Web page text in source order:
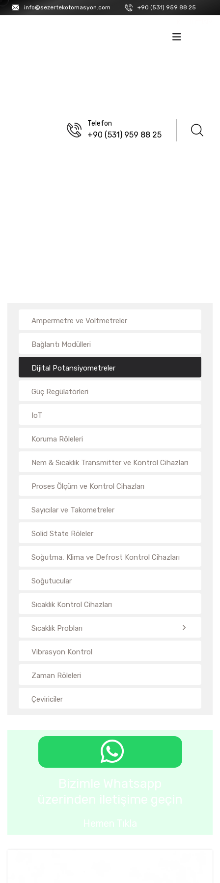
info@sezertekotomasyon.com +90 (531) 959 88 25
Telefon
+90 (531) 959 88 25
Ampermetre ve Voltmetreler
Bağlantı Modülleri
Dijital Potansiyometreler
Güç Regülatörleri
IoT
Koruma Röleleri
Nem & Sıcaklık Transmitter ve Kontrol Cihazları
Proses Ölçüm ve Kontrol Cihazları
Sayıcılar ve Takometreler
Solid State Röleler
Soğutma, Klima ve Defrost Kontrol Cihazları
Soğutucular
Sıcaklık Kontrol Cihazları
Sıcaklık Probları
Vibrasyon Kontrol
Zaman Röleleri
Çeviriciler
Bizimle Whatsapp
üzerinden iletişime geçin
Hemen Tıkla